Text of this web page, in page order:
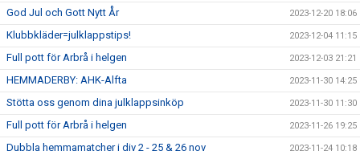
God Jul och Gott Nytt År 2023-12-20 18:06
Klubbkläder=julklappstips! 2023-12-04 11:15
Full pott för Arbrå i helgen 2023-12-03 21:21
HEMMADERBY: AHK-Alfta 2023-11-30 14:25
Stötta oss genom dina julklappsinköp 2023-11-30 11:30
Full pott för Arbrå i helgen 2023-11-26 19:25
Dubbla hemmamatcher i div 2 - 25 & 26 nov 2023-11-24 10:18